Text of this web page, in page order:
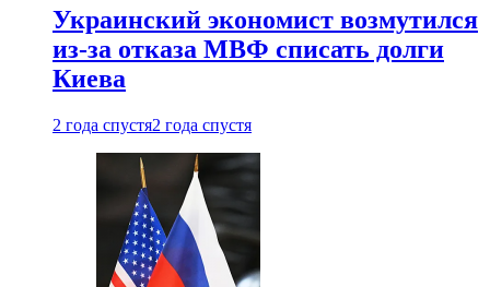
Украинский экономист возмутился
из-за отказа МВФ списать долги
Киева
2 года спустя2 года спустя